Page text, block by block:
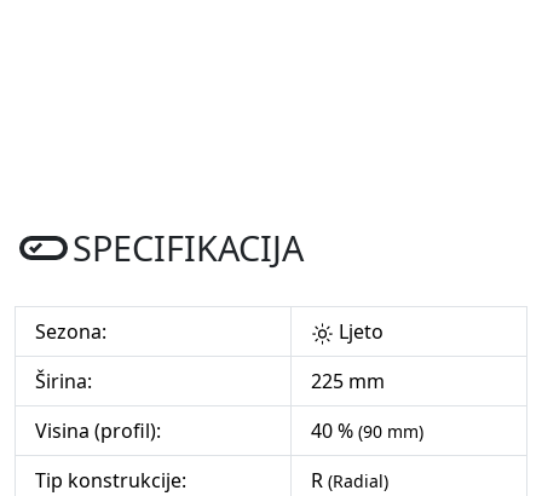
SPECIFIKACIJA
Sezona:
Ljeto
Širina:
225 mm
Visina (profil):
40 % (90 mm)
Tip konstrukcije: R (Radial)